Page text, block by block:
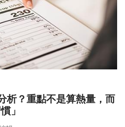
析？重點不是算熱量，而
」